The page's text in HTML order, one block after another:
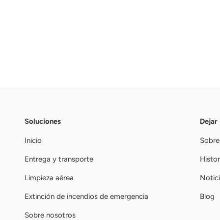
Soluciones
Inicio
Entrega y transporte
Limpieza aérea
Extinción de incendios de emergencia
Sobre nosotros
Dejar
Blog